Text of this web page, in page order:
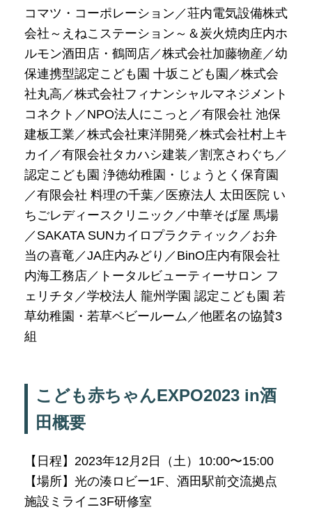
コマツ・コーポレーション／荘内電気設備株式
会社～えねこステーション～＆炭火焼肉庄内ホ
ルモン酒田店・鶴岡店／株式会社加藤物産／幼
保連携型認定こども園 十坂こども園／株式会
社丸高／株式会社フィナンシャルマネジメント
コネクト／NPO法人にこっと／有限会社 池保
建板工業／株式会社東洋開発／株式会社村上キ
カイ／有限会社タカハシ建装／割烹さわぐち／
認定こども園 浄徳幼稚園・じょうとく保育園
／有限会社 料理の千葉／医療法人 太田医院 い
ちごレディースクリニック／中華そば屋 馬場
／SAKATA SUNカイロプラクティック／お弁
当の喜竜／JA庄内みどり／BinO庄内有限会社
内海工務店／トータルビューティーサロン フ
ェリチタ／学校法人 龍州学園 認定こども園 若
草幼稚園・若草ベビールーム／他匿名の協賛3
組
こども赤ちゃんEXPO2023 in酒
田概要
【日程】2023年12月2日（土）10:00〜15:00
【場所】光の湊ロビー1F、酒田駅前交流拠点
施設ミライニ3F研修室